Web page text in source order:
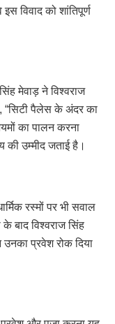
विवाद को शांतिपूर्ण
मेवाड़ ने विश्वराज
“सिटी पैलेस के अंदर का
का पालन करना
उम्मीद जताई है।
रस्मों पर भी सवाल
बाद विश्वराज सिंह
प्रवेश रोक दिया